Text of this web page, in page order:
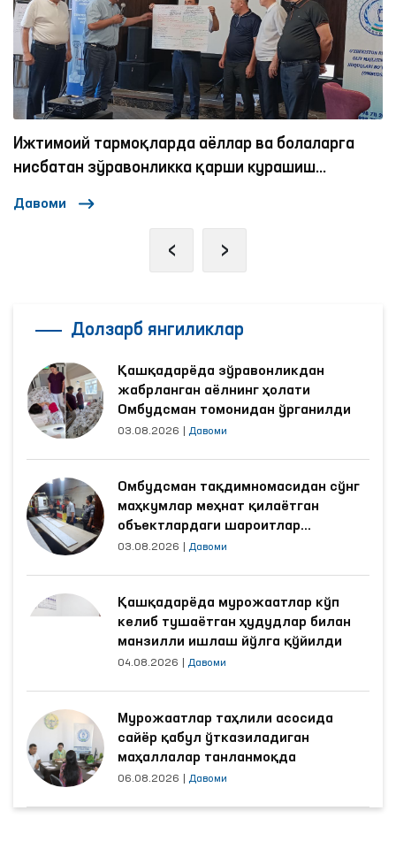
Омбудсманнинг бир куни
Давоми
‹ ›
Долзарб янгиликлар
Қашқадарёда зўравонликдан
жабрланган аёлнинг ҳолати
Омбудсман томонидан ўрганилди
03.08.2026 Давоми
Омбудсман тақдимномасидан сўнг
маҳкумлар меҳнат қилаётган
объектлардаги шароитлар
яхшиланди
03.08.2026 Давоми
Қашқадарёда мурожаатлар кўп
келиб тушаётган ҳудудлар билан
манзилли ишлаш йўлга қўйилди
04.08.2026 Давоми
Мурожаатлар таҳлили асосида
сайёр қабул ўтказиладиган
маҳаллалар танланмоқда
06.08.2026 Давоми